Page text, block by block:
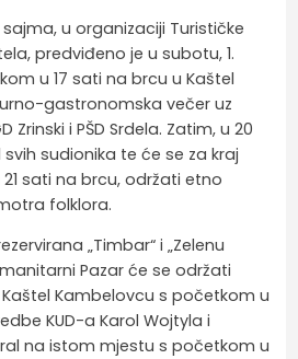
u organizaciji Turističke
predviđeno je u subotu, 1.
u 17 sati na brcu u Kaštel
gastronomska večer uz
Zrinski i PŠD Srdela. Zatim, u 20
sudionika te će se za kraj
sati na brcu, održati etno
folklora.
„Timbar“ i „Zelenu
Pazar će se održati
Kambelovcu s početkom u
KUD-a Karol Wojtyla i
na istom mjestu s početkom u